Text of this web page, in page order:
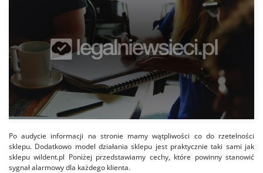
Po audycie informacji na stronie mamy wątpliwości co do rzetelności
sklepu. Dodatkowo model działania sklepu jest praktycznie taki sami jak
sklepu wildent.pl Poniżej przedstawiamy cechy, które powinny stanowić
sygnał alarmowy dla każdego klienta.